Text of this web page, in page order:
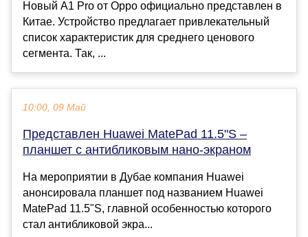
Новый A1 Pro от Oppo официально представлен в
Китае. Устройство предлагает привлекательный
список характеристик для среднего ценового
сегмента. Так, ...
10:00, 09 Май
Представлен Huawei MatePad 11.5"S –
планшет с антибликовым нано-экраном
На мероприятии в Дубае компания Huawei
анонсировала планшет под названием Huawei
MatePad 11.5"S, главной особенностью которого
стал антибликовой экра...